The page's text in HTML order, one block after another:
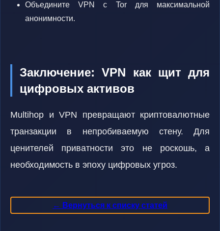
Объедините VPN с Tor для максимальной
анонимности.
Заключение: VPN как щит для
цифровых активов
Multihop и VPN превращают криптовалютные
транзакции в непробиваемую стену. Для
ценителей приватности это не роскошь, а
необходимость в эпоху цифровых угроз.
← Вернуться к списку статей